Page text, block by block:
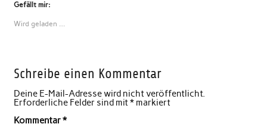
Gefällt mir:
Wird geladen …
Schreibe einen Kommentar
Deine E-Mail-Adresse wird nicht veröffentlicht.
Erforderliche Felder sind mit*markiert
Kommentar*